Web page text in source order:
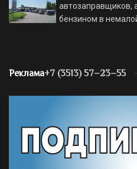
автозаправщиков,
бензином в
Реклама+7 (3513) 57–23–55